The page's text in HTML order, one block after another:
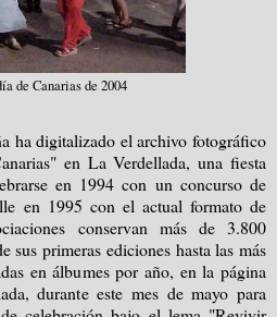
de Canarias de 2004
ha digitalizado el archivo fotográfico
en La Verdellada, una fiesta
en 1994 con un concurso de
en 1995 con el actual formato de
conservan más de 3.800
sus primeras ediciones hasta las más
en álbumes por año, en la página
durante este mes de mayo para